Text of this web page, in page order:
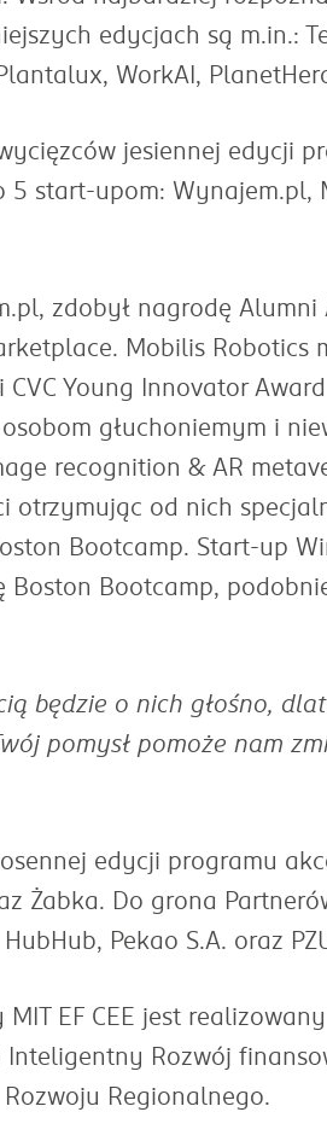
edycjach są m.in.:
WorkAI,
jesiennej edycji
5 start-upom: Wynajem.pl,
zdobył nagrodę
Mobilis Robotics
Young Innovator
głuchoniemym i
recognition & AR
otrzymując od nich
Bootcamp. Start-up
Boston Bootcamp,
będzie o nich głośno,
pomysł pomoże nam
edycji programu
Żabka. Do grona
HubHub, Pekao S.A. oraz
EF CEE jest
Inteligentny Rozwój
Regionalnego.